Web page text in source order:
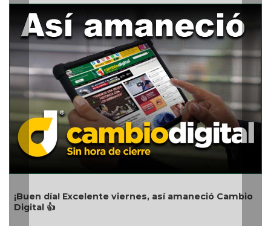
Excelente viernes, así amaneció Cambio
Carlota de